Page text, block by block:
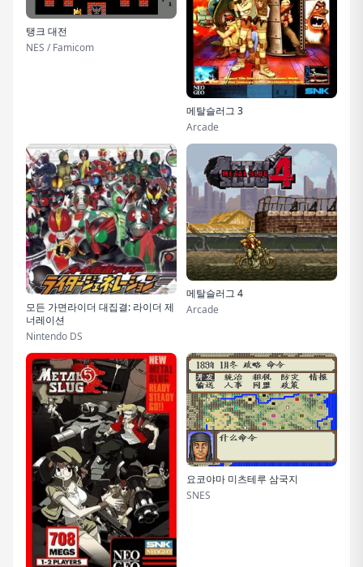
탱크 대전
NES / Famicom
메탈슬러그 3
Arcade
모든 가면라이더 대집결: 라이더 제
너레이션
Nintendo DS
메탈슬러그 4
Arcade
요코야마 미츠테루 삼국지
SNES